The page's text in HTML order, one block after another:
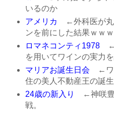
いるのか
アメリカ ←外科医が丸
ンを前にした結果ｗｗｗ
ロマネコンティ1978←
を用いてワインの実力を
マリアお誕生日会 ←ワ
住の美人不動産王の誕生
24歳の新入り
←神咲豊
戦。